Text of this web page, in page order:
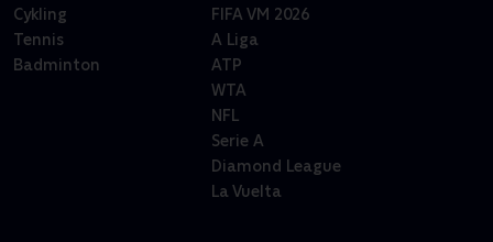
Cykling
Tennis
Badminton
FIFA VM 2026
A Liga
ATP
WTA
NFL
Serie A
Diamond League
La Vuelta